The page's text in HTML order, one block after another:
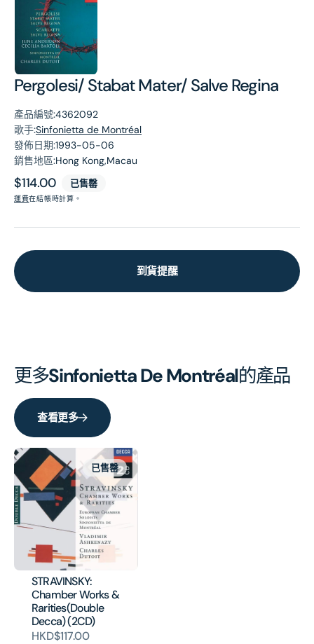
Pergolesi/ Stabat Mater/ Salve Regina
產品編號:4362092
歌手:Sinfonietta de Montréal
發佈日期:1993-05-06
銷售地區:Hong Kong,Macau
原
價
$114.00 已售罄
運費在結帳時計算。
到貨提醒
更多Sinfonietta De Montréal的產品
查看更多
STRAVINSKY:
Chamber Works &
Rarities(Double
Decca) (2CD)
HKD$117.00
已售罄